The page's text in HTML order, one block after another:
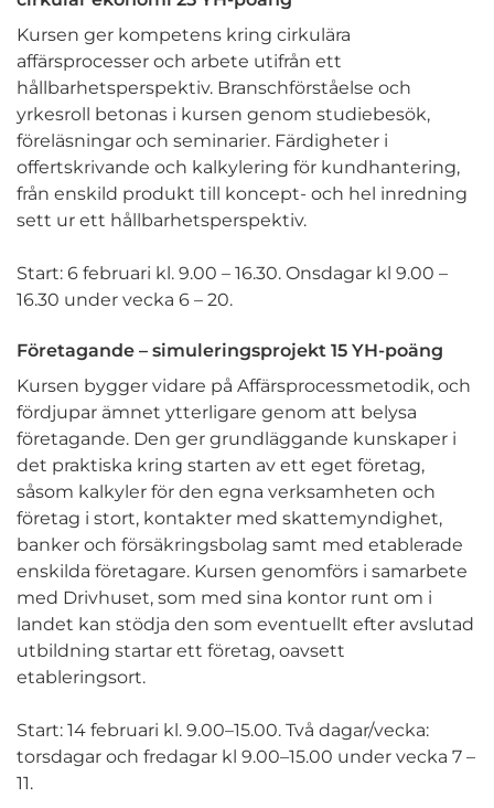
Kursen ger kompetens kring cirkulära
affärsprocesser och arbete utifrån ett
hållbarhetsperspektiv. Branschförståelse och
yrkesroll betonas i kursen genom studiebesök,
föreläsningar och seminarier. Färdigheter i
offertskrivande och kalkylering för kundhantering,
från enskild produkt till koncept- och hel inredning
sett ur ett hållbarhetsperspektiv.
Start: 6 februari kl. 9.00 – 16.30. Onsdagar kl 9.00 –
16.30 under vecka 6 – 20.
Företagande – simuleringsprojekt 15 YH-poäng
Kursen bygger vidare på Affärsprocessmetodik, och
fördjupar ämnet ytterligare genom att belysa
företagande. Den ger grundläggande kunskaper i
det praktiska kring starten av ett eget företag,
såsom kalkyler för den egna verksamheten och
företag i stort, kontakter med skattemyndighet,
banker och försäkringsbolag samt med etablerade
enskilda företagare. Kursen genomförs i samarbete
med Drivhuset, som med sina kontor runt om i
landet kan stödja den som eventuellt efter avslutad
utbildning startar ett företag, oavsett
etableringsort.
Start: 14 februari kl. 9.00–15.00. Två dagar/vecka:
torsdagar och fredagar kl 9.00–15.00 under vecka 7 –
11.